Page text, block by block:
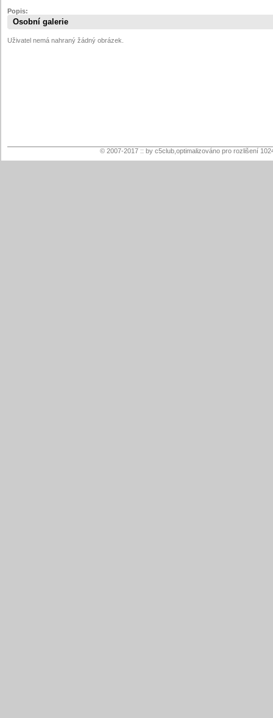
Popis:
Osobní galerie
Uživatel nemá nahraný žádný obrázek.
© 2007-2017 :: by c5club,optimalizováno pro rozlišení